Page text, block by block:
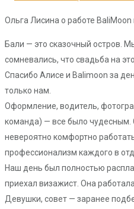
Ольга Лисина о работе BaliMoon
Бали — это сказочный остров.
сомневались, что свадьба на
Спасибо Алисе и Balimoon за
только нам.
Оформление, водитель,
команда) — все было чудесным.
невероятно комфортно
профессионализм каждого в
Наш день был полностью
приехал визажист. Она
Девушки, совет — заранее